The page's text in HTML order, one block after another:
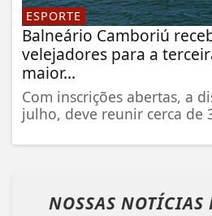
ESPORTE
Balneário Camboriú
velejadores para a
maior...
Com inscrições abertas, a
julho, deve reunir cerca de
NOSSAS NOTÍCIAS